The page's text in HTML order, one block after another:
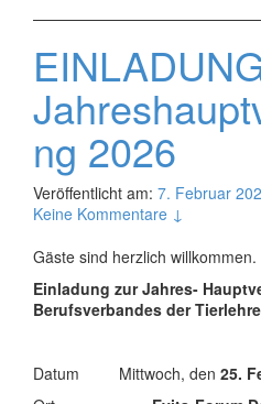
ng 2026
Veröffentlicht am: 7. Februar
Keine Kommentare ↓
Gäste sind herzlich willkommen.
Einladung zur Jahres-
Berufsverbandes der
Datum Mittwoch, den 25.